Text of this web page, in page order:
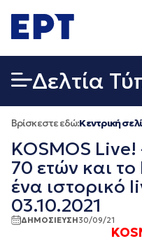
σε
περιεχόμενο
Δελτία
Βρίσκεστε εδώ:Κεντρική
KOSMOS
70 ετών και
ένα ιστορικό
03.10.2021
ΔΗΜΟΣΙΕΥΣΗ30/09/21